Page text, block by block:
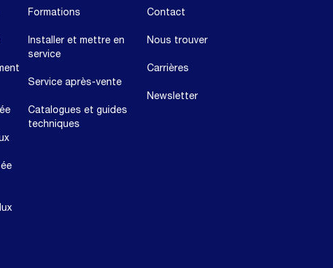
Formations
Installer et mettre en
service
Service après-vente
Catalogues et guides
techniques
Contact
Nous trouver
Carrières
Newsletter